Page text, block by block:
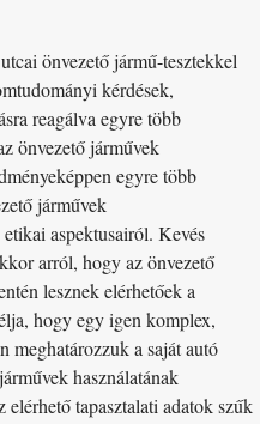
önvezető jármű-tesztekkel
kérdések,
reagálva egyre több
önvezető járművek
egyre több
járművek
aspektusairól. Kevés
arról, hogy az önvezető
lesznek elérhetőek a
hogy egy igen komplex,
meghatározzuk a saját autó
használatának
tapasztalati adatok szűk